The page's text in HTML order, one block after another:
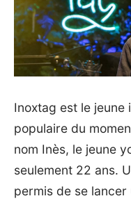
Inoxtag est le jeune
populaire du
nom Inès, le jeune
seulement 22 ans.
permis de se lancer